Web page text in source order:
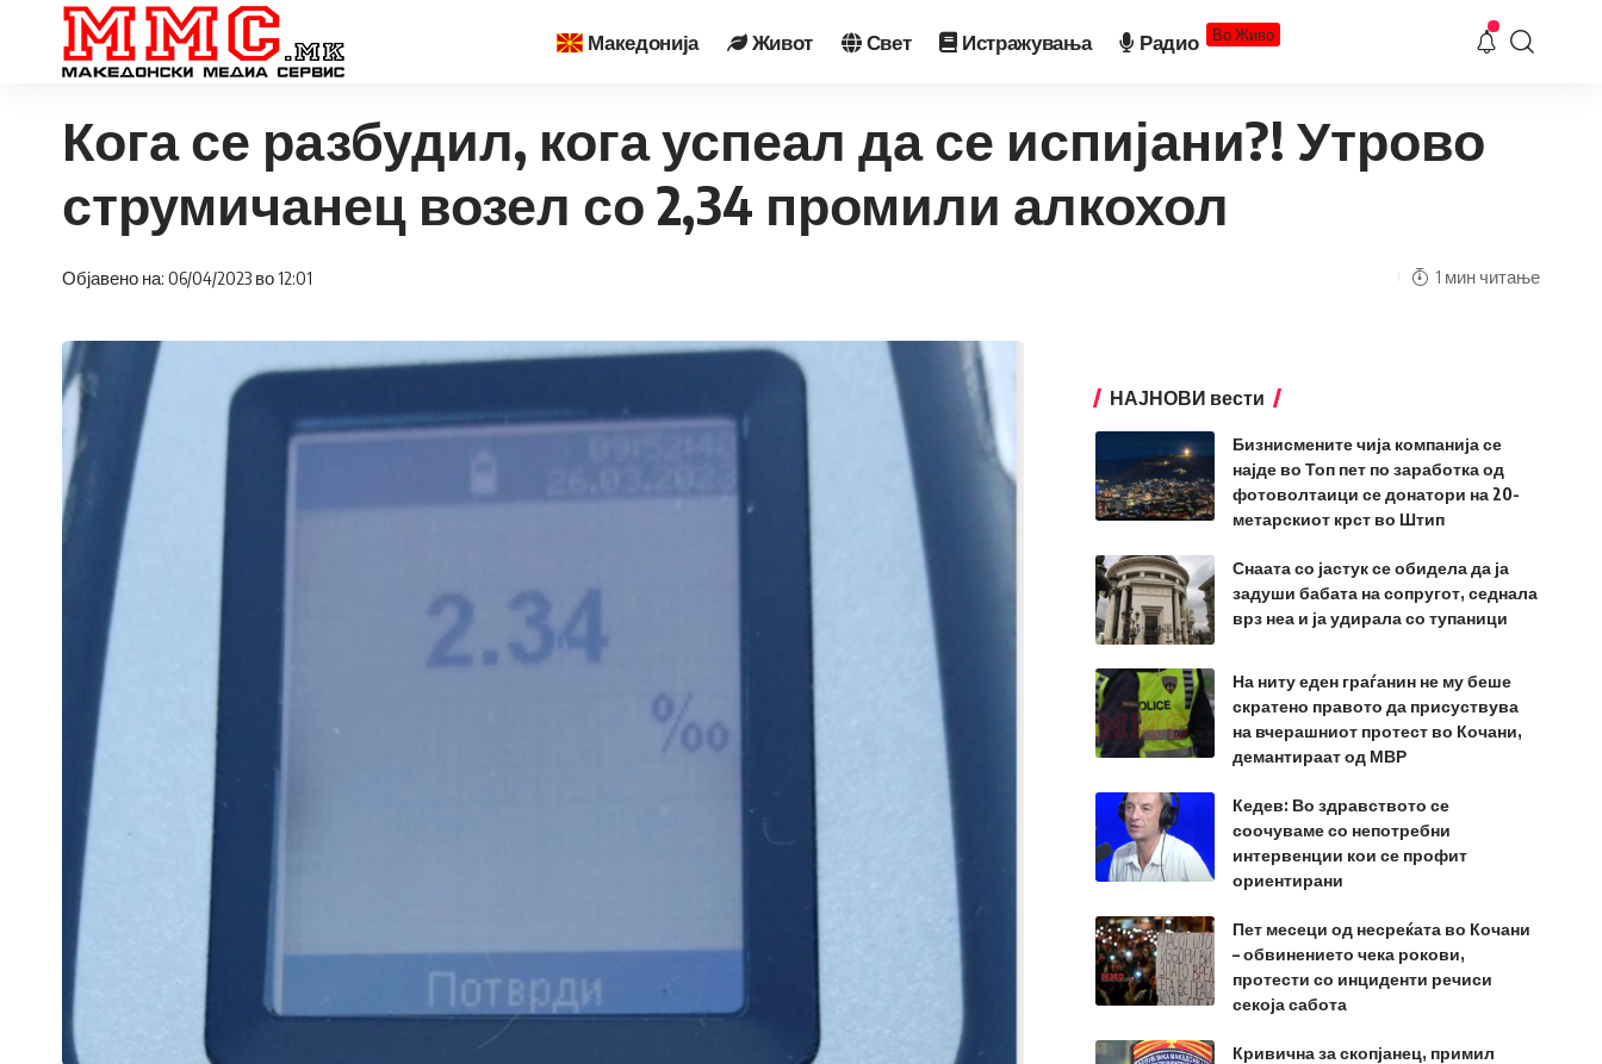
Македонија Живот Свет Истражувања Радио Во Живо
Кога се разбудил, кога успеал да се испијани?! Утрово
струмичанец возел со 2,34 промили алкохол
Објавено на: 06/04/2023 во 12:01 1 мин читање
НАЈНОВИ вести
Бизнисмените чија компанија се
најде во Топ пет по заработка од
фотоволтаици се донатори на 20-
метарскиот крст во Штип
Снаата со јастук се обидела да ја
задуши бабата на сопругот, седнала
врз неа и ја удирала со тупаници
На ниту еден граѓанин не му беше
скратено правото да присуствува
на вчерашниот протест во Кочани,
демантираат од МВР
Кедев: Во здравството се
соочуваме со непотребни
интервенции кои се профит
ориентирани
Пет месеци од несреќата во Кочани
– обвинението чека рокови,
протести со инциденти речиси
секоја сабота
Кривична за скопјанец, примил